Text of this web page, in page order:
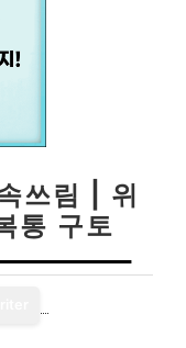
쓰림 | 위
통 구토